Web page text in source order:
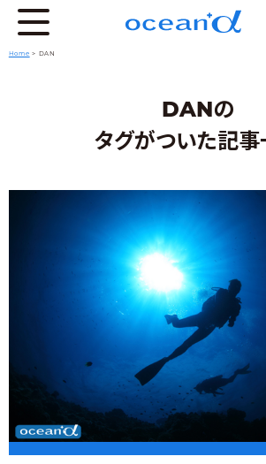
Home > DAN
DANの
タグがついた記事